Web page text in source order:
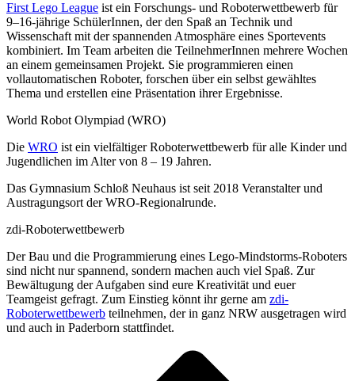
First Lego League ist ein Forschungs- und Roboterwettbewerb für
9–16-jährige SchülerInnen, der den Spaß an Technik und
Wissenschaft mit der spannenden Atmosphäre eines Sportevents
kombiniert. Im Team arbeiten die TeilnehmerInnen mehrere Wochen
an einem gemeinsamen Projekt. Sie programmieren einen
vollautomatischen Roboter, forschen über ein selbst gewähltes
Thema und erstellen eine Präsentation ihrer Ergebnisse.
World Robot Olympiad (WRO)
Die WRO ist ein vielfältiger Roboterwettbewerb für alle Kinder und
Jugendlichen im Alter von 8 – 19 Jahren.
Das Gymnasium Schloß Neuhaus ist seit 2018 Veranstalter und
Austragungsort der WRO-Regionalrunde.
zdi-Roboterwettbewerb
Der Bau und die Programmierung eines Lego-Mindstorms-Roboters
sind nicht nur spannend, sondern machen auch viel Spaß. Zur
Bewältugung der Aufgaben sind eure Kreativität und euer
Teamgeist gefragt. Zum Einstieg könnt ihr gerne am zdi-
Roboterwettbewerb teilnehmen, der in ganz NRW ausgetragen wird
und auch in Paderborn stattfindet.